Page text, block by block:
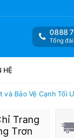
0888
Tổng
HỆ
Bảo Vệ Cạnh Tối
Trang
Trơn